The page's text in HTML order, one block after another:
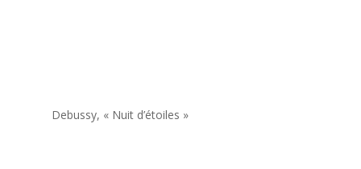
Debussy, « Nuit d’étoiles »